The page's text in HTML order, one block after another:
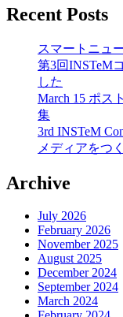
Recent Posts
スマートニュ
第3回INSTeM
した
March 15 ポス
集
3rd INSTeM
メディアをつ
Archive
July 2026
February 2026
November 2025
August 2025
December 2024
September 2024
March 2024